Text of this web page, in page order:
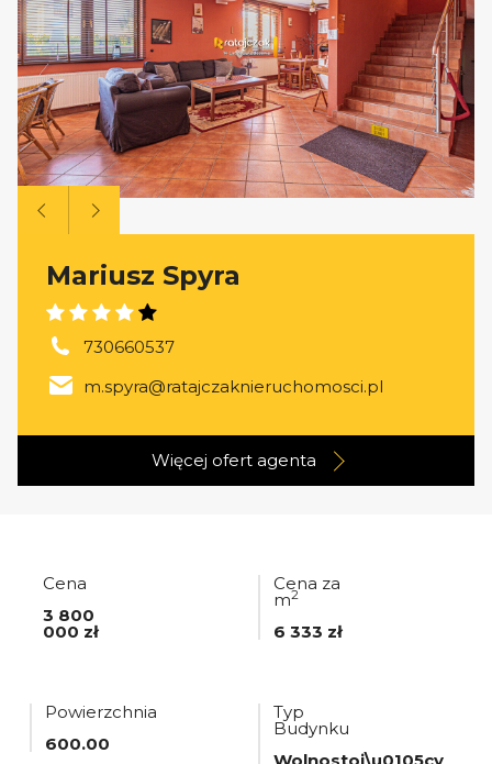
Mariusz Spyra
730660537
m.spyra@ratajczaknieruchomosci.pl
Więcej ofert agenta
Cena
3 800
000 zł
Cena za
m2
6 333 zł
Powierzchnia
600.00
Typ
Budynku